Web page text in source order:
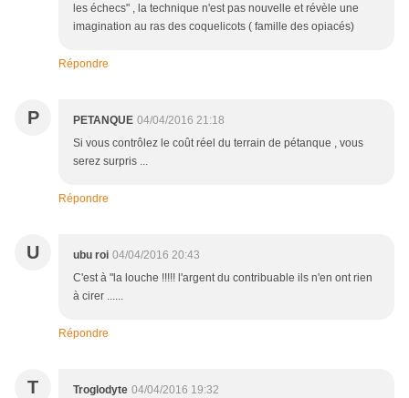
les échecs" , la technique n'est pas nouvelle et révèle une
imagination au ras des coquelicots ( famille des opiacés)
Répondre
P PETANQUE 04/04/2016 21:18
Si vous contrôlez le coût réel du terrain de pétanque , vous
serez surpris ...
Répondre
U ubu roi 04/04/2016 20:43
C'est à "la louche !!!!! l'argent du contribuable ils n'en ont rien
à cirer ......
Répondre
T Troglodyte 04/04/2016 19:32